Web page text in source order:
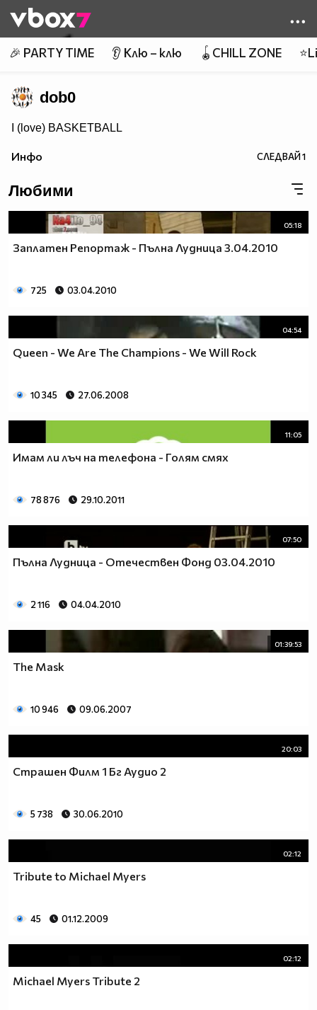
👾
🎉 PARTY TIME 👂 Клю – клю 🪀CHILL ZONE
dob0
I (love) BASKETBALL
Инфо СЛЕДВАЙ1
Любими
05:18
Заплатен Репортаж - Пълна Лудница 3.04.2010
725 03.04.2010
04:54
Queen - We Are The Champions - We Will Rock
10 345 27.06.2008
11:05
Имам ли лъч на телефона - Голям смях
78 876 29.10.2011
07:50
Пълна Лудница - Отечествен Фонд 03.04.2010
2 116 04.04.2010
01:39:53
The Mask
10 946 09.06.2007
20:03
Страшен Филм 1 Бг Аудио 2
5 738 30.06.2010
02:12
Tribute to Michael Myers
45 01.12.2009
02:12
Michael Myers Tribute 2